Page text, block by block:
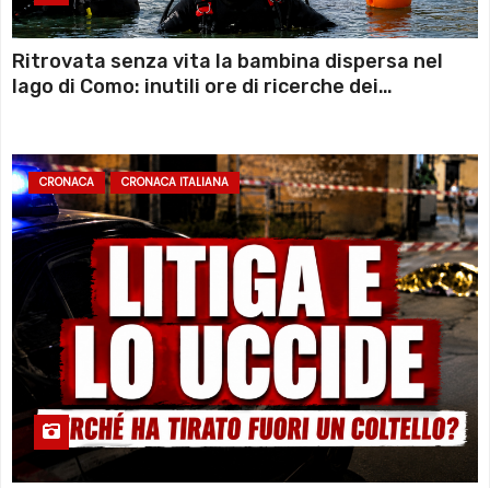
Ritrovata senza vita la bambina dispersa nel
lago di Como: inutili ore di ricerche dei
CRONACA CRONACA ITALIANA